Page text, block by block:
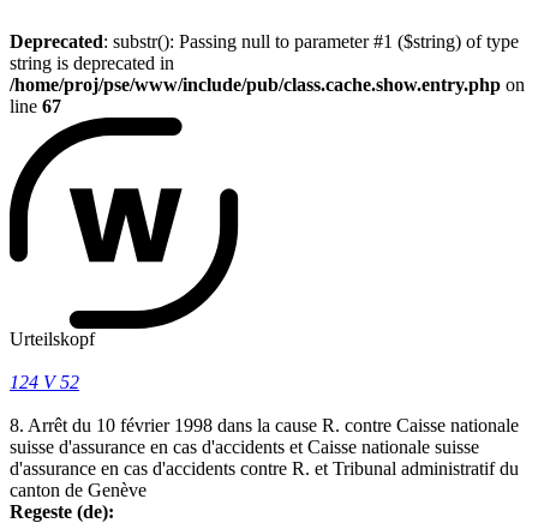
Deprecated: substr(): Passing null to parameter #1 ($string) of type
string is deprecated in
/home/proj/pse/www/include/pub/class.cache.show.entry.php on
line 67
Urteilskopf
124 V 52
8. Arrêt du 10 février 1998 dans la cause R. contre Caisse nationale
suisse d'assurance en cas d'accidents et Caisse nationale suisse
d'assurance en cas d'accidents contre R. et Tribunal administratif du
canton de Genève
Regeste (de):